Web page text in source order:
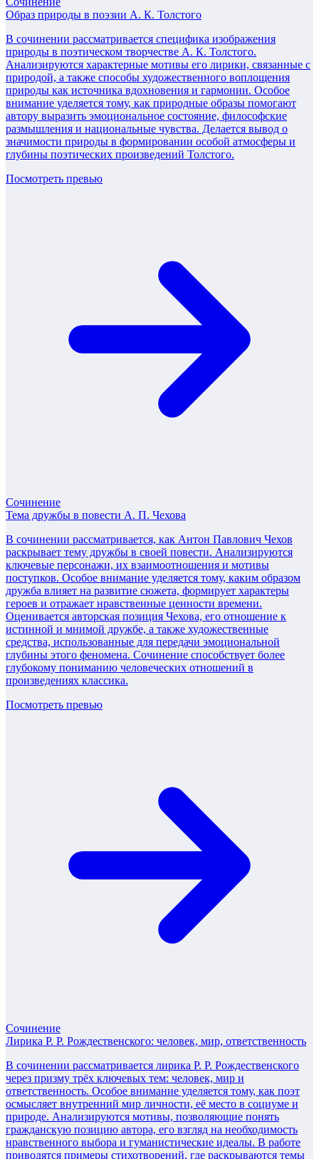
Образ природы в поэзии А. К. Толстого
В сочинении рассматривается специфика изображения
природы в поэтическом творчестве А. К. Толстого.
Анализируются характерные мотивы его лирики, связанные с
природой, а также способы художественного воплощения
природы как источника вдохновения и гармонии. Особое
внимание уделяется тому, как природные образы помогают
автору выразить эмоциональное состояние, философские
размышления и национальные чувства. Делается вывод о
значимости природы в формировании особой атмосферы и
глубины поэтических произведений Толстого.
Посмотреть превью
Сочинение
Тема дружбы в повести А. П. Чехова
В сочинении рассматривается, как Антон Павлович Чехов
раскрывает тему дружбы в своей повести. Анализируются
ключевые персонажи, их взаимоотношения и мотивы
поступков. Особое внимание уделяется тому, каким образом
дружба влияет на развитие сюжета, формирует характеры
героев и отражает нравственные ценности времени.
Оценивается авторская позиция Чехова, его отношение к
истинной и мнимой дружбе, а также художественные
средства, использованные для передачи эмоциональной
глубины этого феномена. Сочинение способствует более
глубокому пониманию человеческих отношений в
произведениях классика.
Посмотреть превью
Сочинение
Лирика Р. Р. Рождественского: человек, мир, ответственность
В сочинении рассматривается лирика Р. Р. Рождественского
через призму трёх ключевых тем: человек, мир и
ответственность. Особое внимание уделяется тому, как поэт
осмысляет внутренний мир личности, её место в социуме и
природе. Анализируются мотивы, позволяющие понять
гражданскую позицию автора, его взгляд на необходимость
нравственного выбора и гуманистические идеалы. В работе
приводятся примеры стихотворений, где раскрываются темы